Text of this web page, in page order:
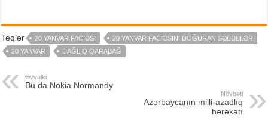
Teqlər 20 YANVAR FACIƏSI
20 YANVAR FACIƏSINI DOĞURAN SƏBƏBLƏR
20 YANVAR
DAĞLIQ QARABAĞ
Əvvəlki
Bu da Nokia Normandy
Növbəti
Azərbaycanın milli-azadlıq
hərəkatı